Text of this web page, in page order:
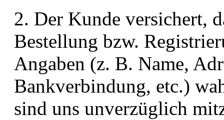
2. Der Kunde versichert,
Bestellung bzw.
Angaben (z. B. Name,
Bankverbindung, etc.)
sind uns unverzüglich